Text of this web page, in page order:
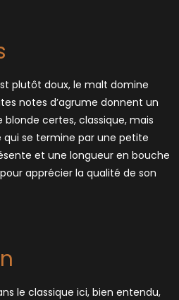
plutôt doux, le malt domine
notes d’agrume donnent un
certes, classique, mais
se termine par une petite
et une longueur en bouche
apprécier la qualité de son
le classique ici, bien entendu,